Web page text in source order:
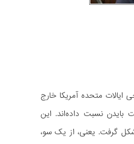
خارجی ایالات متحده آمریکا خارج
بایدن نسبت داده­‌اند. این
شکل گرفت. یعنی، از یک سو،